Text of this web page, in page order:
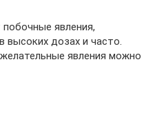
явления,
высоких дозах и часто.
явления можно